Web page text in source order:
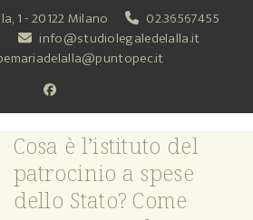
1 - 20122 Milano
02.36567455
info@studiolegaledelalla.it
Facebook
Cosa è l’istituto del
patrocinio a spese
dello Stato? Come